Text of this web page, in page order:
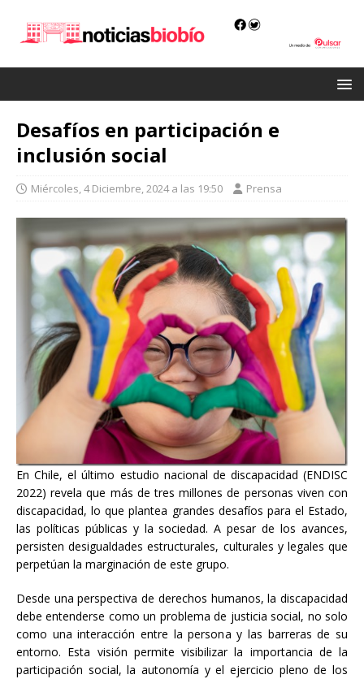
Desafíos en participación e
inclusión social
Miércoles, 4 Diciembre, 2024 a las 19:50 Prensa
En Chile, el último estudio nacional de discapacidad (ENDISC
2022) revela que más de tres millones de personas viven con
discapacidad, lo que plantea grandes desafíos para el Estado,
las políticas públicas y la sociedad. A pesar de los avances,
persisten desigualdades estructurales, culturales y legales que
perpetúan la marginación de este grupo.
Desde una perspectiva de derechos humanos, la discapacidad
debe entenderse como un problema de justicia social, no solo
como una interacción entre la persona y las barreras de su
entorno. Esta visión permite visibilizar la importancia de la
participación social, la autonomía y el ejercicio pleno de los